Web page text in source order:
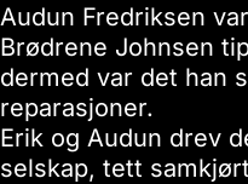
Audun Fredriksen
Brødrene Johnsen
dermed var det han
reparasjoner.
Erik og Audun drev
selskap, tett